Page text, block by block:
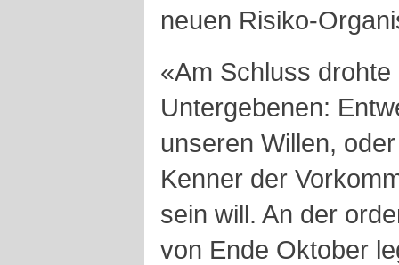
neuen Risiko-
«Am Schluss
Untergebenen:
unseren Willen,
Kenner der
sein will. An der
von Ende Oktober